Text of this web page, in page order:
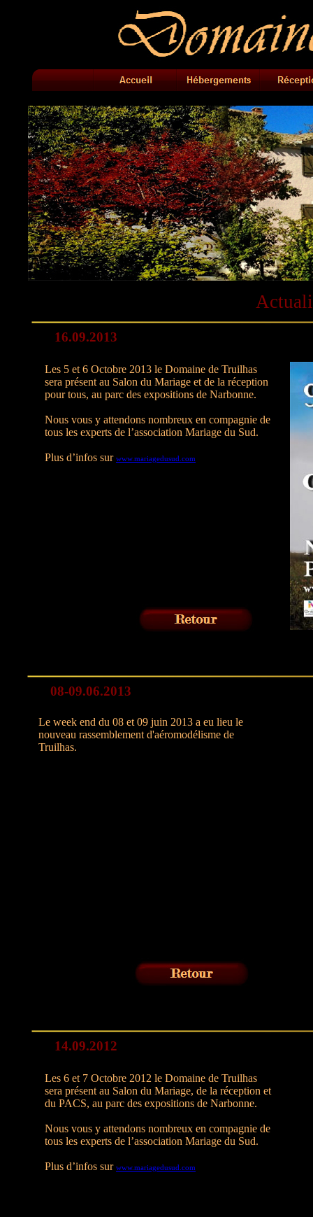
16.09.2013
Les 5 et 6 Octobre 2013 le Domaine de Truilhas
sera présent au Salon du Mariage et de la réception
pour tous, au parc des expositions de Narbonne.
Nous vous y attendons nombreux en compagnie de
tous les experts de l’association Mariage du Sud.
Plus d’infos sur www.mariagedusud.com
08-09.06.2013
Le week end du 08 et 09 juin 2013 a eu lieu le
nouveau rassemblement d'aéromodélisme de
Truilhas.
14.09.2012
Les 6 et 7 Octobre 2012 le Domaine de Truilhas
sera présent au Salon du Mariage, de la réception et
du PACS, au parc des expositions de Narbonne.
Nous vous y attendons nombreux en compagnie de
tous les experts de l’association Mariage du Sud.
Plus d’infos sur www.mariagedusud.com